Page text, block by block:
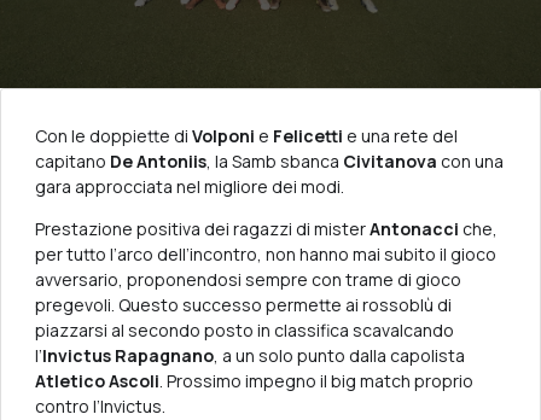
Con le doppiette di Volponi e Felicetti e una rete del
capitano De Antoniis, la Samb sbanca Civitanova con una
gara approcciata nel migliore dei modi.
Prestazione positiva dei ragazzi di misterAntonacci che,
per tutto l’arco dell’incontro, non hanno mai subito il gioco
avversario, proponendosi sempre con trame di gioco
pregevoli. Questo successo permette ai rossoblù di
piazzarsi al secondo posto in classifica scavalcando
l’Invictus Rapagnano, a un solo punto dalla capolista
Atletico Ascoli. Prossimo impegno il big match proprio
contro l’Invictus.